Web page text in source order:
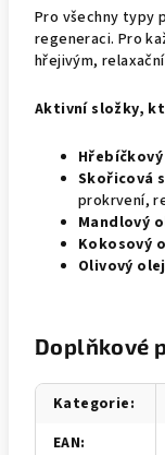
Pro všechny typy
regeneraci. Pro
hřejivým,
Aktivní složky,
Hřebíčkový
Skořicová
prokrvení,
Mandlový
Kokosový
Olivový olej
Doplňkové
Kategorie:
EAN: